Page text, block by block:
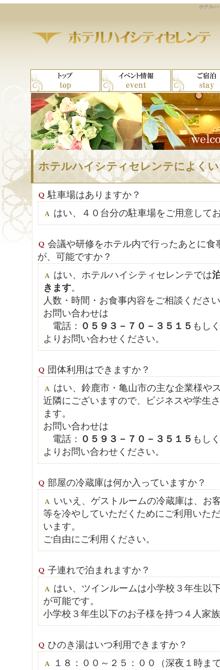
ホテル
ホテルハイシティセレンテによく
駐車場はありますか？
はい、４０台分の駐車場をご用意して
会議や研修をホテル内で行ったあとに食
が、可能ですか？
はい、ホテルハイシティセレンテでは
きます。
人数・時間・お食事内容をご相談くださ
お問い合わせは
電話： ０５９３－７０－３５１５ もし
よりお問い合わせください。
団体利用はできますか？
はい、鈴鹿市・亀山市の主な企業様や
近隣にございますので、ビジネスや学生
ます。
お問い合わせは
電話： ０５９３－７０－３５１５ もし
よりお問い合わせください。
部屋の冷蔵庫は何か入っていますか？
いいえ、ゲストルームの冷蔵庫は、お
等を冷やしていただくためにご利用いた
います。
ご自由にご利用ください。
子連れで泊まれますか？
はい、ツインルームは小学校３年生以
が可能です。
小学校３年生以下のお子様を持つ４人家
ひのき湯はいつ利用できますか？
１８：００～２５：００（深夜１時ま